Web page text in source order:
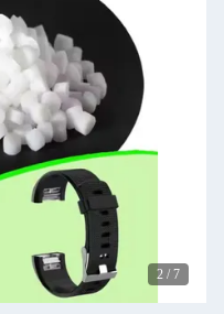
2 / 7